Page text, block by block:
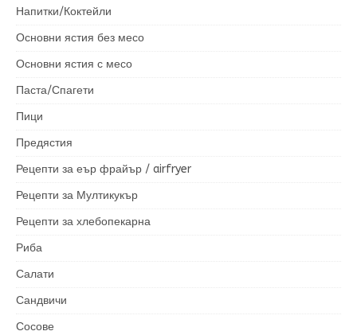
Напитки/Коктейли
Основни ястия без месо
Основни ястия с месо
Паста/Спагети
Пици
Предястия
Рецепти за еър фрайър / airfryer
Рецепти за Мултикукър
Рецепти за хлебопекарна
Риба
Салати
Сандвичи
Сосове